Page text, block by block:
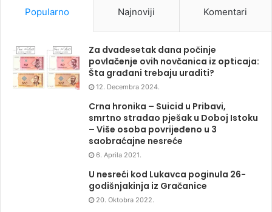
Popularno Najnoviji Komentari
Za dvadesetak dana počinje
povlačenje ovih novčanica iz opticaja:
Šta građani trebaju uraditi?
12. Decembra 2024.
Crna hronika – Suicid u Pribavi,
smrtno stradao pješak u Doboj Istoku
– Više osoba povrijeđeno u 3
saobraćajne nesreće
6. Aprila 2021.
U nesreći kod Lukavca poginula 26-
godišnjakinja iz Gračanice
20. Oktobra 2022.